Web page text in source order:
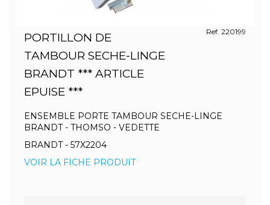
PORTILLON DE
TAMBOUR SECHE-LINGE
BRANDT *** ARTICLE
EPUISE ***
Ref. 220199
ENSEMBLE PORTE TAMBOUR SECHE-LINGE
BRANDT - THOMSO - VEDETTE
BRANDT - 57X2204
VOIR LA FICHE PRODUIT